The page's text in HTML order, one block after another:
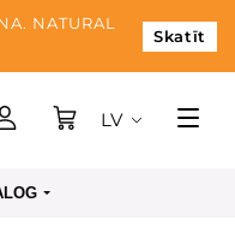
NATURAL
Skatīt
LV